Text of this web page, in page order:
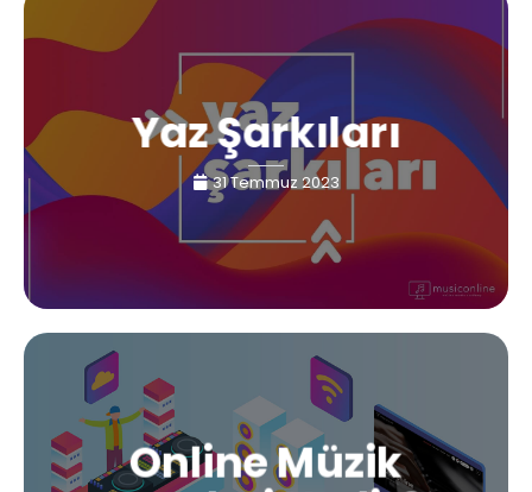
Yaz Şarkıları
31 Temmuz 2023
Online Müzik